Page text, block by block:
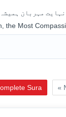
مہربان
the Most
Sura «